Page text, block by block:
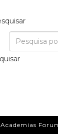
Academias